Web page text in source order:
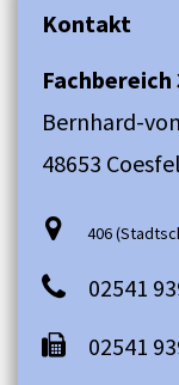
Kontakt
Fachbereich
Bernhard-
48653
406
02541
02541